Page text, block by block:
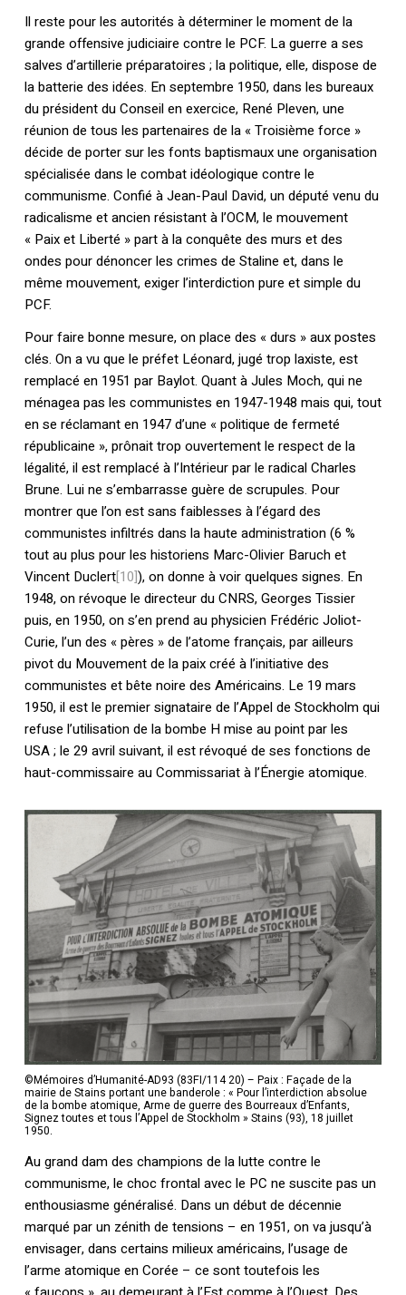
Votre panier est vide.
Retourner à la
librairie
Il reste pour les autorités à déterminer le moment de la
grande offensive judiciaire contre le PCF. La guerre a ses
salves d’artillerie préparatoires ; la politique, elle, dispose de
la batterie des idées. En septembre 1950, dans les bureaux
du président du Conseil en exercice, René Pleven, une
réunion de tous les partenaires de la « Troisième force »
décide de porter sur les fonts baptismaux une organisation
spécialisée dans le combat idéologique contre le
communisme. Confié à Jean-Paul David, un député venu du
radicalisme et ancien résistant à l’OCM, le mouvement
« Paix et Liberté » part à la conquête des murs et des
ondes pour dénoncer les crimes de Staline et, dans le
même mouvement, exiger l’interdiction pure et simple du
PCF.
Pour faire bonne mesure, on place des « durs » aux postes
clés. On a vu que le préfet Léonard, jugé trop laxiste, est
remplacé en 1951 par Baylot. Quant à Jules Moch, qui ne
ménagea pas les communistes en 1947-1948 mais qui, tout
en se réclamant en 1947 d’une « politique de fermeté
républicaine », prônait trop ouvertement le respect de la
légalité, il est remplacé à l’Intérieur par le radical Charles
Brune. Lui ne s’embarrasse guère de scrupules. Pour
montrer que l’on est sans faiblesses à l’égard des
communistes infiltrés dans la haute administration (6 %
tout au plus pour les historiens Marc-Olivier Baruch et
Vincent Duclert[10]), on donne à voir quelques signes. En
1948, on révoque le directeur du CNRS, Georges Tissier
puis, en 1950, on s’en prend au physicien Frédéric Joliot-
Curie, l’un des « pères » de l’atome français, par ailleurs
pivot du Mouvement de la paix créé à l’initiative des
communistes et bête noire des Américains. Le 19 mars
1950, il est le premier signataire de l’Appel de Stockholm qui
refuse l’utilisation de la bombe H mise au point par les
USA ; le 29 avril suivant, il est révoqué de ses fonctions de
haut-commissaire au Commissariat à l’Énergie atomique.
©Mémoires d’Humanité-AD93 (83FI/114 20) – Paix : Façade de la
mairie de Stains portant une banderole : « Pour l’interdiction absolue
de la bombe atomique, Arme de guerre des Bourreaux d’Enfants,
Signez toutes et tous l’Appel de Stockholm » Stains (93), 18 juillet
1950.
Au grand dam des champions de la lutte contre le
communisme, le choc frontal avec le PC ne suscite pas un
enthousiasme généralisé. Dans un début de décennie
marqué par un zénith de tensions – en 1951, on va jusqu’à
envisager, dans certains milieux américains, l’usage de
l’arme atomique en Corée – ce sont toutefois les